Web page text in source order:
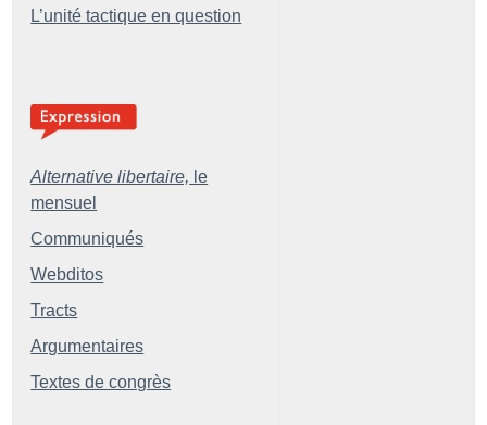
L’unité tactique en question
Alternative libertaire, le
mensuel
Communiqués
Webditos
Tracts
Argumentaires
Textes de congrès